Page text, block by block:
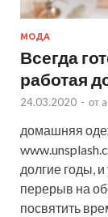
МОДА
Всегда
работая
24.03.2020 - от
домашняя
долгие годы,
перерыв на
посвятить